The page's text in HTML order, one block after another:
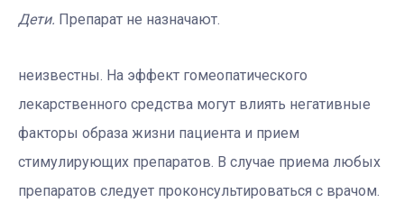
Дети. Препарат не назначают.
неизвестны. На эффект гомеопатического
лекарственного средства могут влиять негативные
факторы образа жизни пациента и прием
стимулирующих препаратов. В случае приема любых
препаратов следует проконсультироваться с врачом.